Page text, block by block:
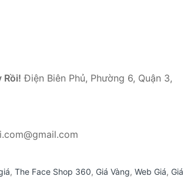
Rồi! Điện Biên Phủ, Phường 6, Quận 3,
, The Face Shop 360, Giá Vàng, Web Giá, Giá